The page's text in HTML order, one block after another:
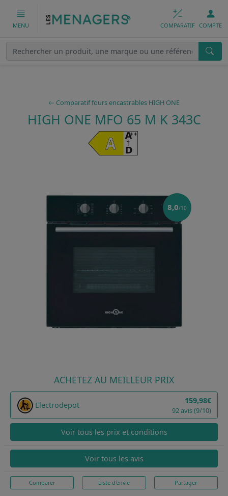
MENU COMPARATIF COMPTE
Comparatif fours encastrables HIGH ONE
HIGH ONE MFO 65 M K 343C
8,0/10
ACHETEZ AU MEILLEUR PRIX
Electrodepot 159,98€
92 avis (9/10)
Voir tous les prix et conditions
Voir tous les avis
Comparer Liste d'envie Partager